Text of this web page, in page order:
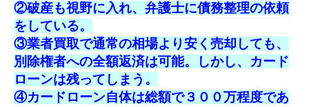
②破産も視野に入れ、弁護士に債務整理の依頼
をしている。
③業者買取で通常の相場より安く売却しても、
別除権者への全額返済は可能。しかし、カード
ローンは残ってしまう。
④カードローン自体は総額で３００万程度であ